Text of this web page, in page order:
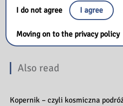
Also read
Kopernik – czyli kosmiczna
I do not agree I agree
Moving on to the privacy policy